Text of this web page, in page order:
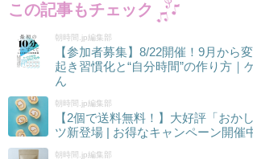
この記事もチェック
朝時間.jp編集部
【参加者募集】8/22開催！9月から
起き習慣化と“自分時間”の作り方｜
ん
朝時間.jp編集部
【2個で送料無料！】大好評「おか
ツ新登場 | お得なキャンペーン開催
朝時間.jp編集部